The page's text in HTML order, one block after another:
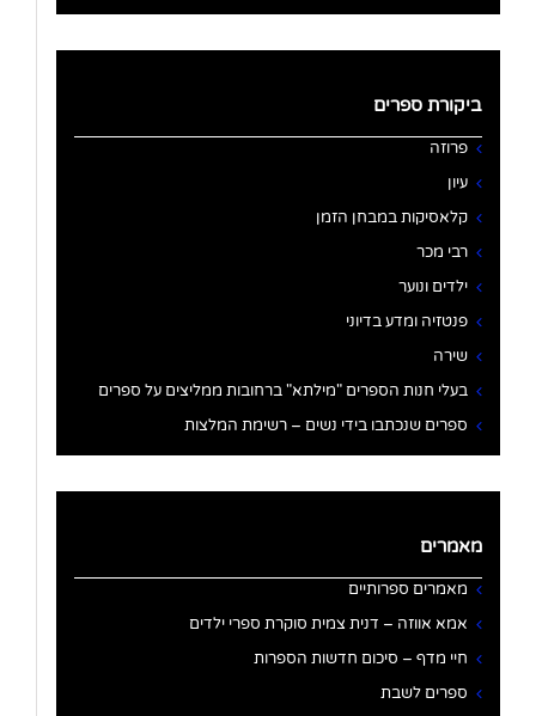
ביקורת ספרים
פרוזה
עיון
קלאסיקות במבחן הזמן
רבי מכר
ילדים ונוער
פנטזיה ומדע בדיוני
שירה
בעלי חנות הספרים "מילתא" ברחובות ממליצים על ספרים
ספרים שנכתבו בידי נשים – רשימת המלצות
מאמרים
מאמרים ספרותיים
אמא אווזה – דנית צמית סוקרת ספרי ילדים
חיי מדף – סיכום חדשות הספרות
ספרים לשבת